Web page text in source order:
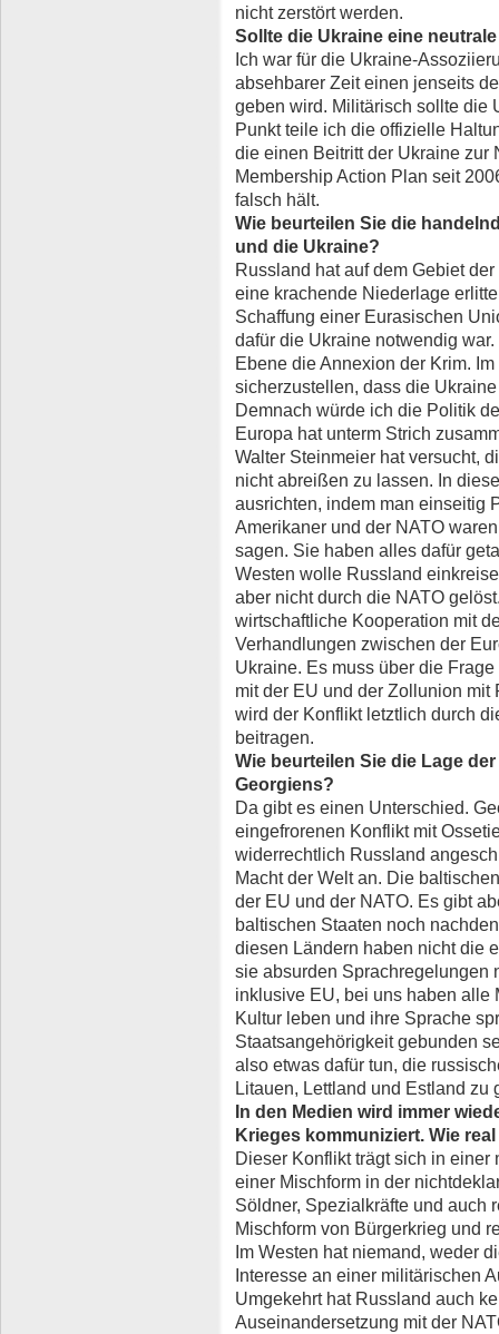
nicht zerstört werden.
Sollte die Ukraine eine
Ich war für die Ukraine-
absehbarer Zeit einen jenseits
geben wird. Militärisch sollte die
Punkt teile ich die offizielle
die einen Beitritt der Ukraine zur
Membership Action Plan seit
falsch hält.
Wie beurteilen Sie die
und die Ukraine?
Russland hat auf dem Gebiet
eine krachende Niederlage
Schaffung einer Eurasischen
dafür die Ukraine notwendig
Ebene die Annexion der Krim.
sicherzustellen, dass die
Demnach würde ich die Politik
Europa hat unterm Strich
Walter Steinmeier hat versucht,
nicht abreißen zu lassen. In
ausrichten, indem man einseitig
Amerikaner und der NATO
sagen. Sie haben alles dafür
Westen wolle Russland
aber nicht durch die NATO
wirtschaftliche Kooperation mit
Verhandlungen zwischen der
Ukraine. Es muss über die
mit der EU und der Zollunion
wird der Konflikt letztlich durch
beitragen.
Wie beurteilen Sie die Lage
Georgiens?
Da gibt es einen Unterschied.
eingefrorenen Konflikt mit
widerrechtlich Russland
Macht der Welt an. Die
der EU und der NATO. Es gibt
baltischen Staaten noch
diesen Ländern haben nicht die
sie absurden Sprachregelungen
inklusive EU, bei uns haben alle
Kultur leben und ihre Sprache
Staatsangehörigkeit gebunden
also etwas dafür tun, die
Litauen, Lettland und Estland zu
In den Medien wird immer
Krieges kommuniziert. Wie
Dieser Konflikt trägt sich in
einer Mischform in der
Söldner, Spezialkräfte und auch
Mischform von Bürgerkrieg und
Im Westen hat niemand, weder
Interesse an einer militärischen
Umgekehrt hat Russland auch
Auseinandersetzung mit der